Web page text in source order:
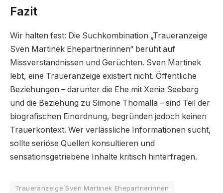
Fazit
Wir halten fest: Die Suchkombination „Traueranzeige
Sven Martinek Ehepartnerinnen“ beruht auf
Missverständnissen und Gerüchten. Sven Martinek
lebt, eine Traueranzeige existiert nicht. Öffentliche
Beziehungen – darunter die Ehe mit Xenia Seeberg
und die Beziehung zu Simone Thomalla – sind Teil der
biografischen Einordnung, begründen jedoch keinen
Trauerkontext. Wer verlässliche Informationen sucht,
sollte seriöse Quellen konsultieren und
sensationsgetriebene Inhalte kritisch hinterfragen.
Traueranzeige Sven Martinek Ehepartnerinnen